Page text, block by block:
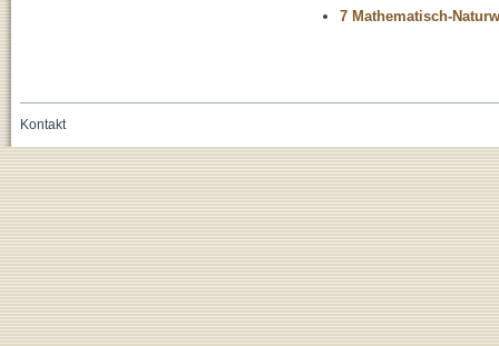
7 Mathematisch-
Kontakt